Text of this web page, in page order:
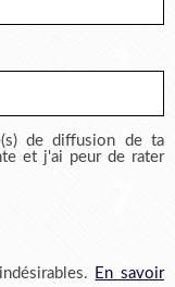
de diffusion de ta
et j'ai peur de rater
En savoir